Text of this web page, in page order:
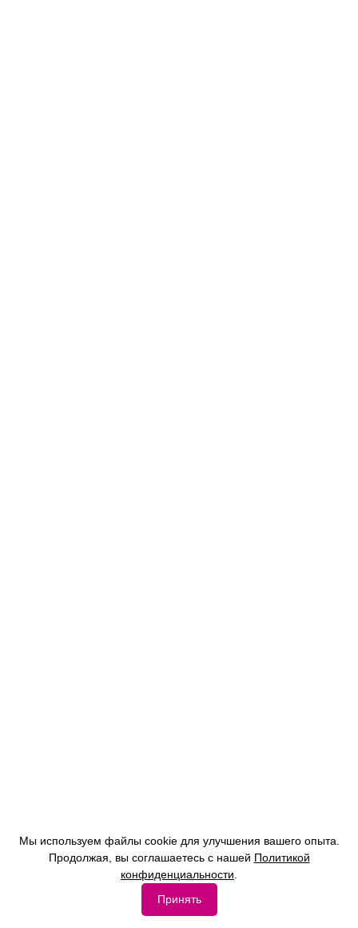
Мы используем файлы cookie для улучшения вашего опыта.
Продолжая, вы соглашаетесь с нашей Политикой
конфиденциальности
Принять